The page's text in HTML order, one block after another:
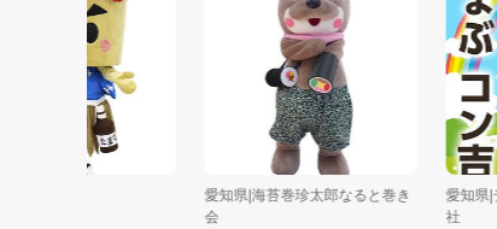
愛知県|海苔巻珍太郎なると巻き
愛